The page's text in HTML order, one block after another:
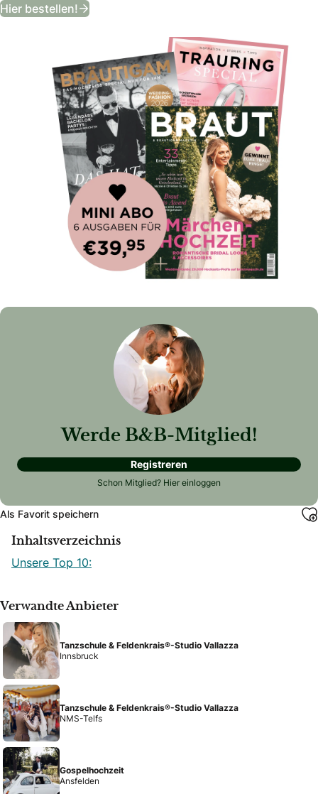
Hier bestellen!
Werde B&B-Mitglied!
Registreren
Schon Mitglied? Hier einloggen
Als Favorit speichern
Inhaltsverzeichnis
Unsere Top 10:
Verwandte Anbieter
Tanzschule & Feldenkrais®-Studio Vallazza
Innsbruck
Tanzschule & Feldenkrais®-Studio Vallazza
NMS-Telfs
Gospelhochzeit
Ansfelden